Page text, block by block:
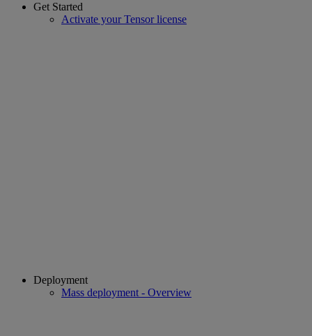
Get Started
Activate your Tensor license
Deployment
Mass deployment - Overview